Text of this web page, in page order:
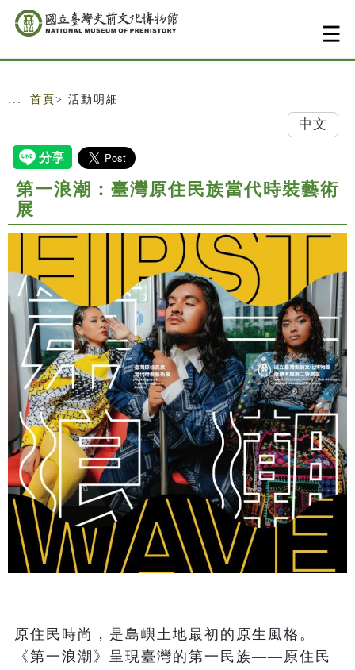
跳到主要內容
網站導覽
::: 首頁 > 活動明細
中文
第一浪潮：臺灣原住民族當代時裝藝術
展
原住民時尚，是島嶼土地最初的原生風格。
《第一浪潮》呈現臺灣的第一民族——原住民